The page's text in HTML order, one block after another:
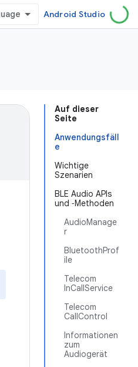
Android Studio
Auf dieser
Seite
Anwendungsfäll
e
Wichtige
Szenarien
BLE Audio APIs
und ‑Methoden
AudioManage
r
BluetoothProf
ile
Telecom
InCallService
Telecom
CallControl
Informationen
zum
Audiogerät